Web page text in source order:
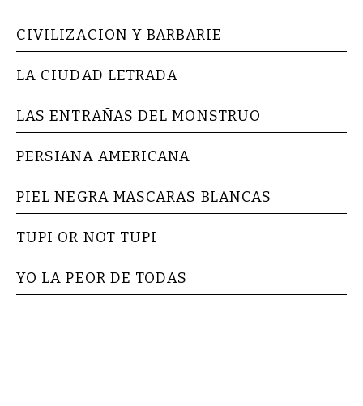
CIVILIZACION Y BARBARIE
LA CIUDAD LETRADA
LAS ENTRAÑAS DEL MONSTRUO
PERSIANA AMERICANA
PIEL NEGRA MASCARAS BLANCAS
TUPI OR NOT TUPI
YO LA PEOR DE TODAS